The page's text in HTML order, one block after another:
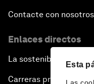
Esta
Contacte con nosotros
Enlaces directos
La sostenibilidad en el
Carreras profesionales